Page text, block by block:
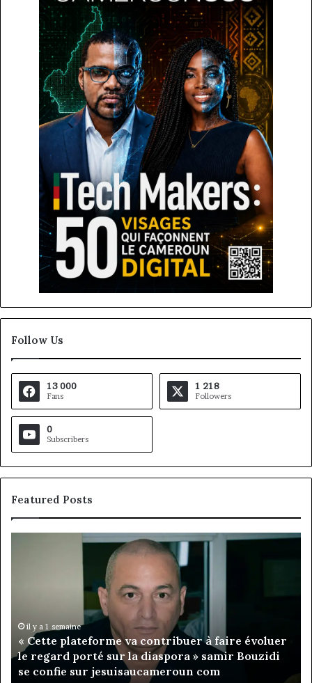
Follow Us
13 000
Fans
1 218
Followers
0
Subscribers
Featured Posts
évoluer
regard
porté
il y a 1 semaine
« Cette plateforme va contribuer à faire évoluer
le regard porté sur la diaspora » samir Bouzidi
se confie sur jesuisaucameroun com